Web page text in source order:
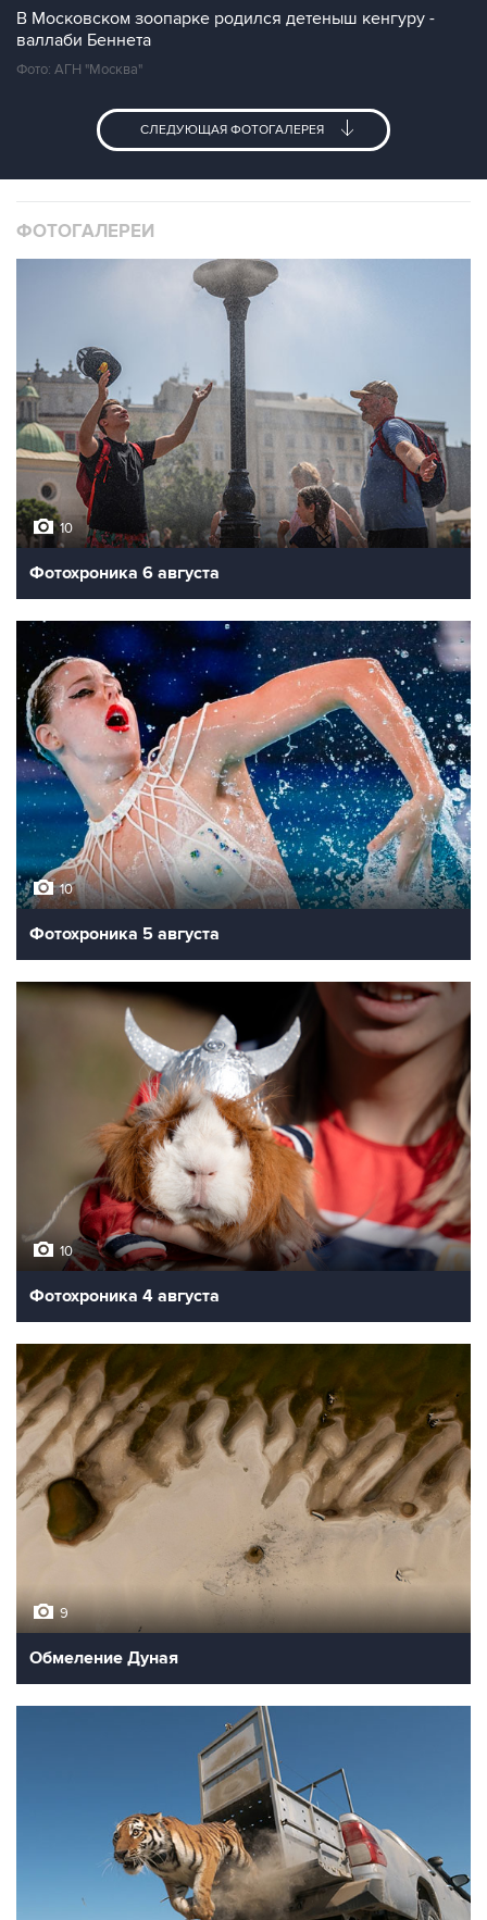
В Московском зоопарке родился детеныш кенгуру -
валлаби Беннета
Фото: АГН "Москва"
СЛЕДУЮЩАЯ ФОТОГАЛЕРЕЯ
ФОТОГАЛЕРЕИ
10
Фотохроника 6 августа
10
Фотохроника 5 августа
10
Фотохроника 4 августа
9
Обмеление Дуная